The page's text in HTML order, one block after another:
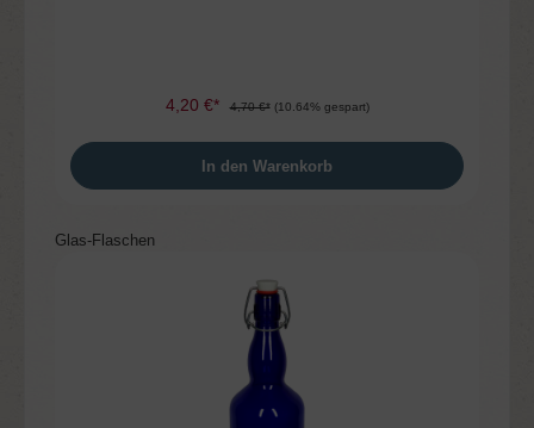
4,20 €* 4,70 €* (10.64% gespart)
In den Warenkorb
Produktgalerie überspringen
Glas-Flaschen